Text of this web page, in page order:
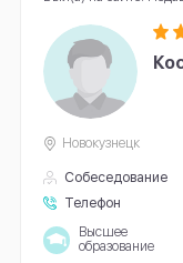
Собеседование
Телефон
Новокузнецк
Высшее
образование